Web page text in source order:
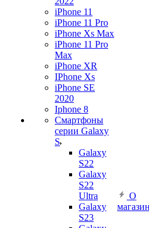
iPhone 11
iPhone 11 Pro
iPhone Xs Max
iPhone 11 Pro
Max
iPhone XR
IPhone Xs
iPhone SE
2020
Iphone 8
Смартфоны
серии Galaxy
S
Galaxy
S22
Galaxy
S22
Ultra
Galaxy
S23
О